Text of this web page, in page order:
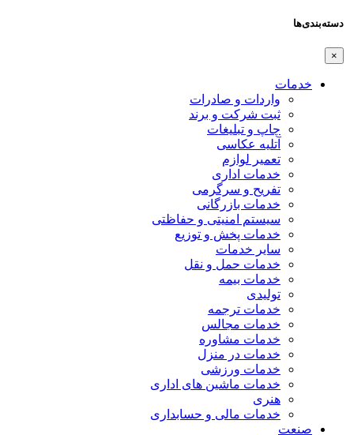
دسته‌بندی‌ها
×
خدمات
واردات و صادرات
ثبت شرکت و برند
چاپ و تبلیغات
آتلیه عکاسی
تعمیر لوازم
خدمات اداری
تفریح و سرگرمی
خدمات بازرگانی
سیستم امنیتی و حفاظتی
خدمات پخش و توزیع
سایر خدمات
خدمات حمل و نقل
خدمات بیمه
تولیدی
خدمات ترجمه
خدمات مجالس
خدمات مشاوره
خدمات در منزل
خدمات ورزشی
خدمات ماشین های اداری
هنری
خدمات مالی و حسابداری
صنعت